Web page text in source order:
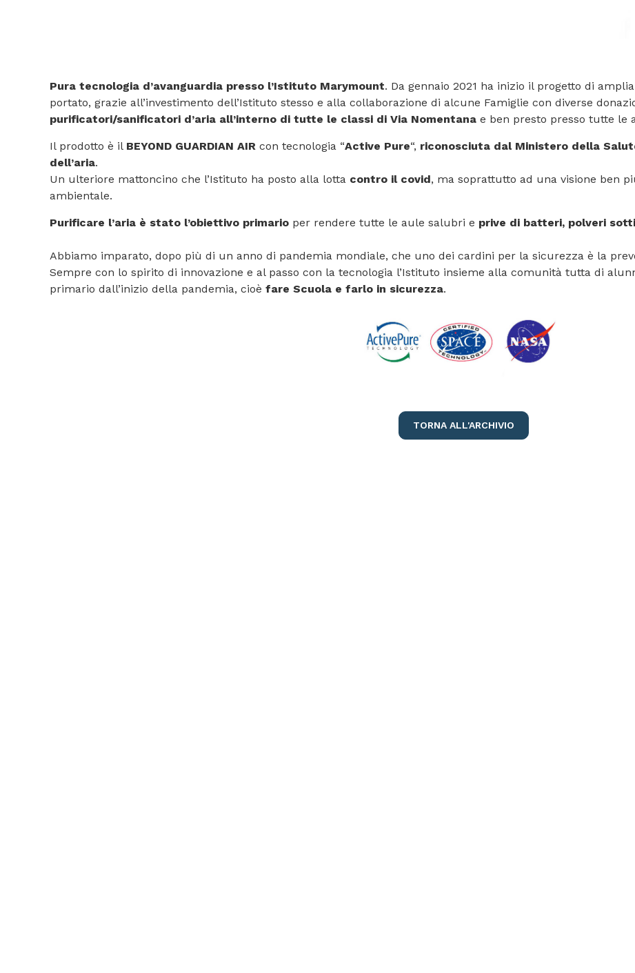
Pura tecnologia d’avanguardia presso l’Istituto Marymount. Da gennaio 2021 ha inizio il progetto di
portato, grazie all’investimento dell’Istituto stesso e alla collaborazione di alcune Famiglie con diverse
purificatori/sanificatori d’aria all’interno di tutte le classi di Via Nomentana e ben presto presso tutte le
Il prodotto è il BEYOND GUARDIAN AIR con tecnologia “Active Pure“, riconosciuta dal Ministero della
dell’aria.
Un ulteriore mattoncino che l’Istituto ha posto alla lotta contro il covid, ma soprattutto ad una visione ben
ambientale.
Purificare l’aria è stato l’obiettivo primario per rendere tutte le aule salubri e prive di batteri, polveri
Abbiamo imparato, dopo più di un anno di pandemia mondiale, che uno dei cardini per la sicurezza è la
Sempre con lo spirito di innovazione e al passo con la tecnologia l’Istituto insieme alla comunità tutta di
primario dall’inizio della pandemia, cioè fare Scuola e farlo in sicurezza.
TORNA ALL'ARCHIVIO